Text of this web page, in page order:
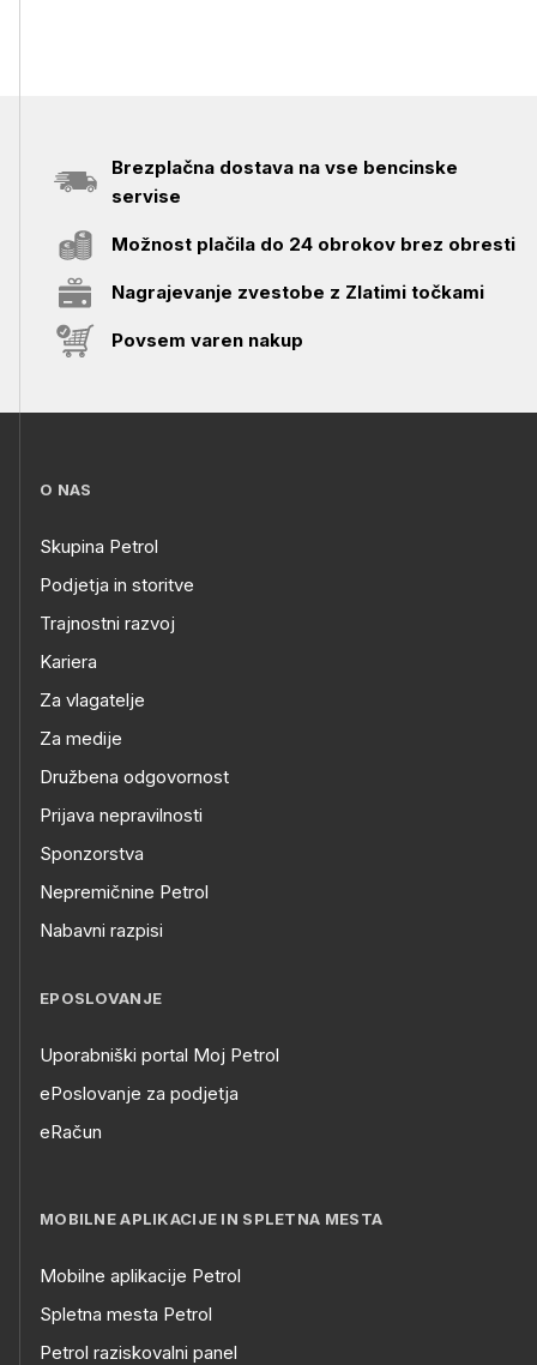
Brezplačna dostava na vse bencinske
servise
Možnost plačila do 24 obrokov brez obresti
Nagrajevanje zvestobe z Zlatimi točkami
Povsem varen nakup
O NAS
Skupina Petrol
Podjetja in storitve
Trajnostni razvoj
Kariera
Za vlagatelje
Za medije
Družbena odgovornost
Prijava nepravilnosti
Sponzorstva
Nepremičnine Petrol
Nabavni razpisi
EPOSLOVANJE
Uporabniški portal Moj Petrol
ePoslovanje za podjetja
eRačun
MOBILNE APLIKACIJE IN SPLETNA MESTA
Mobilne aplikacije Petrol
Spletna mesta Petrol
Petrol raziskovalni panel